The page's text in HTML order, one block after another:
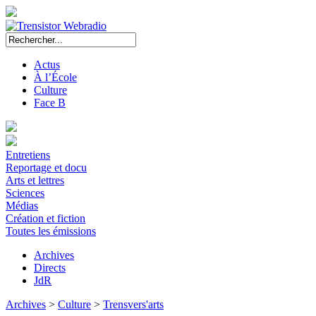
Actus
À l’École
Culture
Face B
Entretiens
Reportage et docu
Arts et lettres
Sciences
Médias
Création et fiction
Toutes les émissions
Archives
Directs
JdR
Archives > Culture > Trensvers'arts